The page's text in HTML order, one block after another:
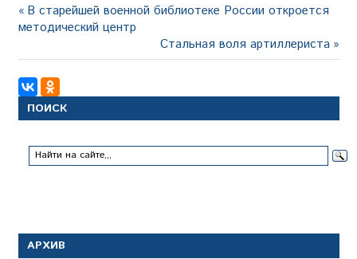
Навигация
по
записям
Предыдущая
запись:
В старейшей военной библиотеке России откроется
методический центр
Следующая
запись:
Стальная воля артиллериста
ПОИСК
АРХИВ